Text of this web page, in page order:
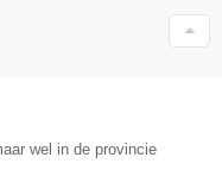
wel in de provincie